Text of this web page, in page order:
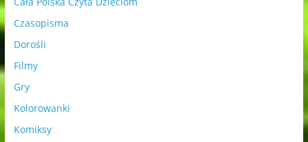
Czasopisma
Dorośli
Filmy
Gry
Kolorowanki
Komiksy